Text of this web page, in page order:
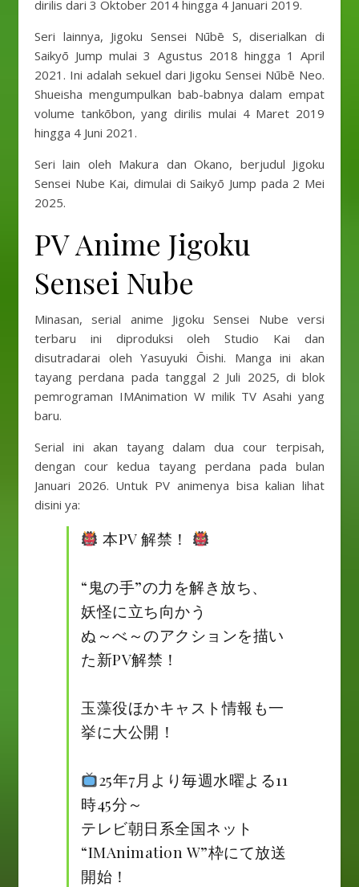
dirilis dari 3 Oktober 2014 hingga 4 Januari 2019.
Seri lainnya, Jigoku Sensei Nūbē S, diserialkan di
Saikyō Jump mulai 3 Agustus 2018 hingga 1 April
2021. Ini adalah sekuel dari Jigoku Sensei Nūbē Neo.
Shueisha mengumpulkan bab-babnya dalam empat
volume tankōbon, yang dirilis mulai 4 Maret 2019
hingga 4 Juni 2021.
Seri lain oleh Makura dan Okano, berjudul Jigoku
Sensei Nube Kai, dimulai di Saikyō Jump pada 2 Mei
2025.
PV Anime Jigoku
Sensei Nube
Minasan, serial anime Jigoku Sensei Nube versi
terbaru ini diproduksi oleh Studio Kai dan
disutradarai oleh Yasuyuki Ōishi. Manga ini akan
tayang perdana pada tanggal 2 Juli 2025, di blok
pemrograman IMAnimation W milik TV Asahi yang
baru.
Serial ini akan tayang dalam dua cour terpisah,
dengan cour kedua tayang perdana pada bulan
Januari 2026. Untuk PV animenya bisa kalian lihat
disini ya:
本PV 解禁！
“鬼の手”の力を解き放ち、
妖怪に立ち向かう
ぬ～べ～のアクションを描い
た新PV解禁！
玉藻役ほかキャスト情報も一
挙に大公開！
25年7月より毎週水曜よる11
時45分～
テレビ朝日系全国ネット
“IMAnimation W”枠にて放送
開始！